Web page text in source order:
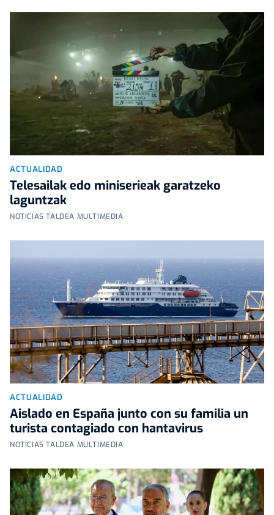
ACTUALIDAD
Telesailak edo miniserieak garatzeko
laguntzak
NOTICIAS TALDEA MULTIMEDIA
ACTUALIDAD
Aislado en España junto con su familia un
turista contagiado con hantavirus
NOTICIAS TALDEA MULTIMEDIA